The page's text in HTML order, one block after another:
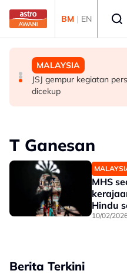
Skip to main content
BM | EN
MALAYSIA
RCI Tabung Haji: SPRM,
individu terlibat siasatan
MALAYSIA
Isu dadah juruterbang:
MAG, tawar kepakaran
MALAYSIA
JSJ gempur kegiatan
dicekup
T Ganesan
MHS
Hindu
10/02/
Berita Terkini